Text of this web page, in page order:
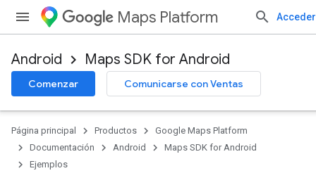
Maps Platform Acceder
Android Maps SDK for Android
Comenzar Comunicarse con Ventas
Página principal Productos
Google Maps Platform
Documentación
Android
Maps SDK for Android
Ejemplos